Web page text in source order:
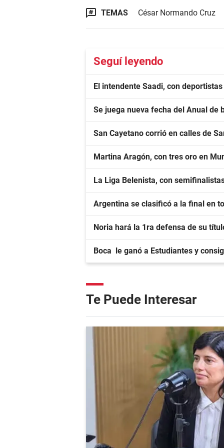
TEMAS César Normando Cruz
Seguí leyendo
El intendente Saadi, con
Se juega nueva fecha del Anual de
San Cayetano corrió en calles de
Martina Aragón, con tres oro en
La Liga Belenista, con
Argentina se clasificó a la final en
Noria hará la 1ra defensa de su
Boca le ganó a Estudiantes y
Te Puede Interesar